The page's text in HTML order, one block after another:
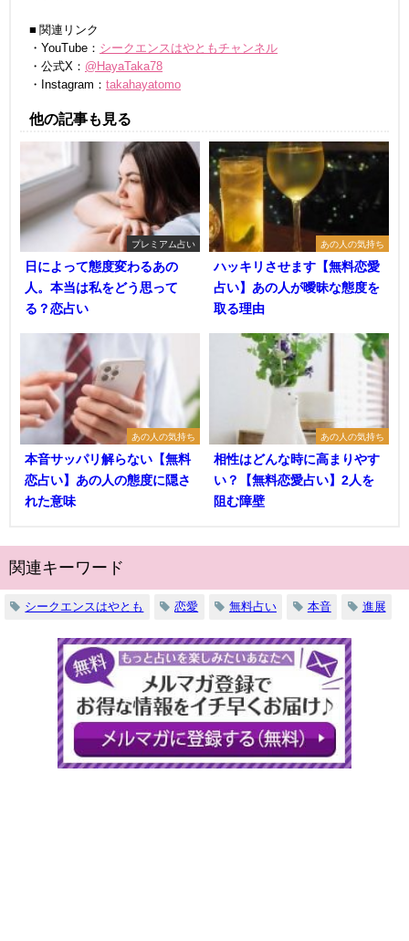
■ 関連リンク
・YouTube： シークエンスはやともチャンネル
・公式X： @HayaTaka78
・Instagram： takahayatomo
他の記事も見る
プレミアム占い
日によって態度変わるあの
人。本当は私をどう思って
る？恋占い
あの人の気持ち
ハッキリさせます【無料恋愛
占い】あの人が曖昧な態度を
取る理由
あの人の気持ち
本音サッパリ解らない【無料
恋占い】あの人の態度に隠さ
れた意味
あの人の気持ち
相性はどんな時に高まりやす
い？【無料恋愛占い】2人を
阻む障壁
関連キーワード
シークエンスはやとも 恋愛 無料占い 本音 進展